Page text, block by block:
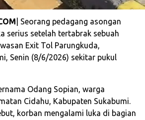
| Seorang pedagang asongan
serius setelah tertabrak sebuah
Exit Tol Parungkuda,
Senin (8/6/2026) sekitar pukul
Odang Sopian, warga
Cidahu, Kabupaten Sukabumi.
korban mengalami luka di bagian